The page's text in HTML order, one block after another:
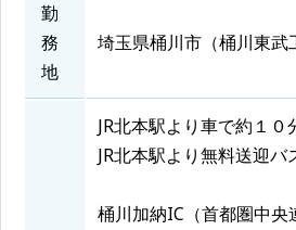
勤
務
地
埼玉県桶川市（桶川東
JR北本駅より車で約１０
JR北本駅より無料送迎バ
桶川加納IC（首都圏中央